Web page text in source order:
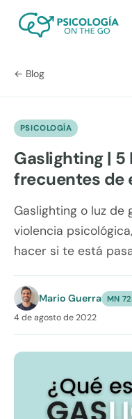
← Blog
PSICOLOGÍA
Gaslighting |
frecuentes de
Gaslighting o luz de
violencia
hacer si te está
Mario Guerra MN
4 de agosto de 2022